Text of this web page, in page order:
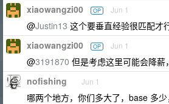
xiaowangzi00 OP Jun 1
@Justin13 这个要垂直经验很匹配才
xiaowangzi00 OP Jun 1
@3191870 但是考虑这里可能会降薪
nofishing Jun 1
哪两个地方，你们多大了，base 多